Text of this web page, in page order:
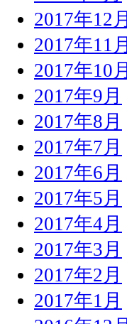
2017年12月
2017年11月
2017年10月
2017年9月
2017年8月
2017年7月
2017年6月
2017年5月
2017年4月
2017年3月
2017年2月
2017年1月